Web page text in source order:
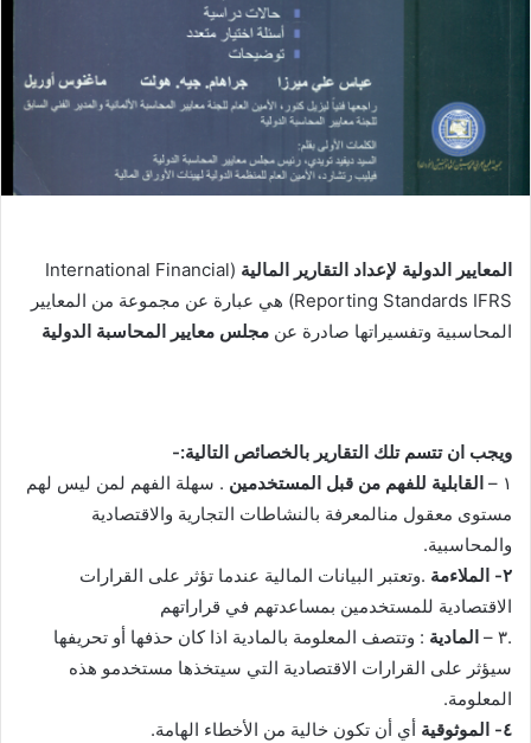
المعايير الدولية لإعداد التقارير المالية (International Financial
Reporting Standards IFRS) هي عبارة عن مجموعة من المعايير
المحاسبية وتفسيراتها صادرة عن مجلس معايير المحاسبة الدولية
ويجب ان تتسم تلك التقارير بالخصائص التالية:-
١ –
القابلية للفهم من قبل المستخدمين . سهلة الفهم لمن ليس لهم
مستوى معقول منالمعرفة بالنشاطات التجارية والاقتصادية
والمحاسبية.
٢- الملاءمة
.وتعتبر البيانات المالية عندما تؤثر على القرارات
الاقتصادية للمستخدمين بمساعدتهم في قراراتهم
.٣ –
المادية : وتتصف المعلومة بالمادية اذا كان حذفها أو تحريفها
سيؤثر على القرارات الاقتصادية التي سيتخذها مستخدمو هذه
المعلومة.
٤- الموثوقية
أي أن تكون خالية من الأخطاء الهامة.